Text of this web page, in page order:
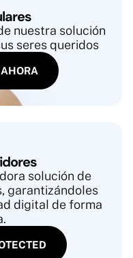
nuestra solución
seres queridos
solución de
garantizándoles
digital de forma